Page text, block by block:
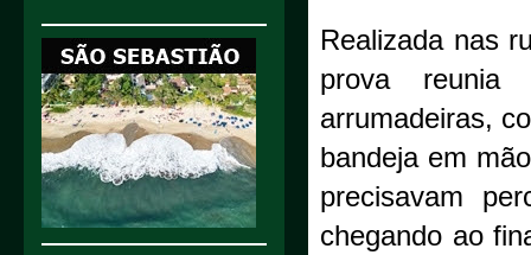
Realizada nas
prova reunia
arrumadeiras,
bandeja em
precisavam
chegando ao